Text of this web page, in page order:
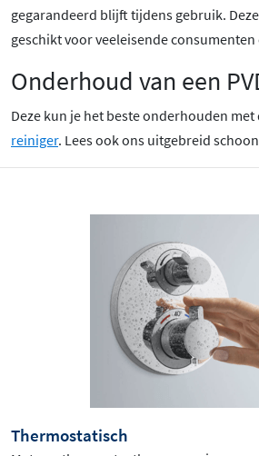
gegarandeerd blijft tijdens gebruik.
geschikt voor veeleisende
Onderhoud van een
Deze kun je het beste onderhouden met
reiniger. Lees ook ons uitgebreid
Thermostatisch